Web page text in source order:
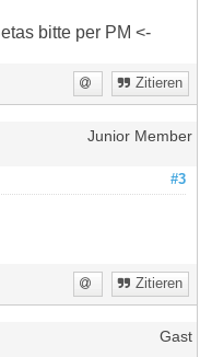
bitte per PM <-
Zitieren
Junior Member
#3
Zitieren
Gast